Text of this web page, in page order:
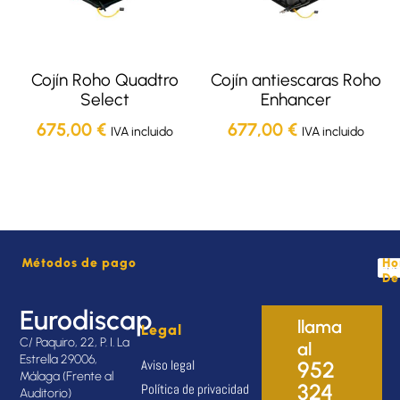
Cojín Roho Quadtro
Select
675,00 € IVA incluido
Cojín antiescaras Roho
Enhancer
677,00 € IVA incluido
Métodos de pago
Eurodiscap
C/ Paquiro, 22, P. I. La
Estrella 29006,
Málaga (Frente al
Auditorio)
Legal
Aviso legal
Política de privacidad
llama
al
952
324